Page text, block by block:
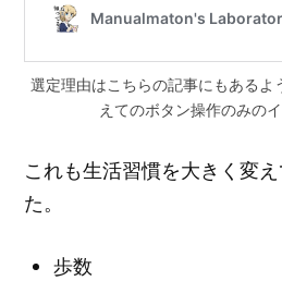
選定理由はこちらの記事にもあるよ
えてのボタン操作のみの
これも生活習慣を大きく変
た。
歩数